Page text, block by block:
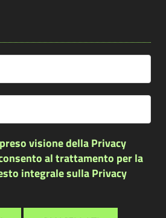
visione della Privacy
al trattamento per la
integrale sulla Privacy